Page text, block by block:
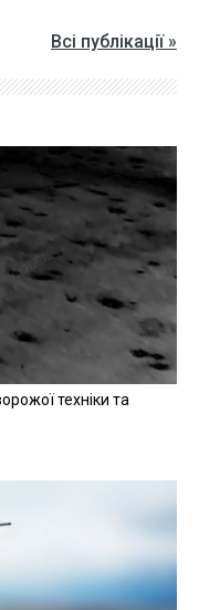
Всі публікації »
техніки та